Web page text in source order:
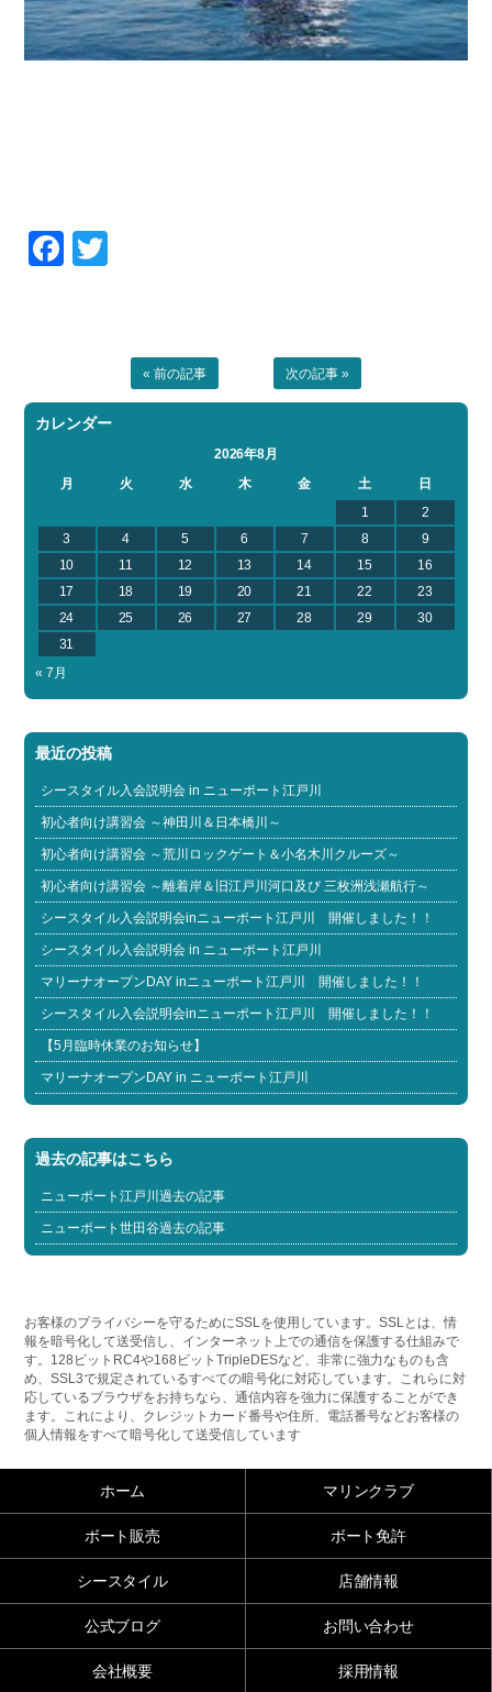
Facebook
« 前の記事 次の記事 »
カレンダー
2026年8月
月
火 水 木 金 土
日
1
2
3
4 5 6 7 8
9
10
11 12 13 14 15
16
17
18 19 20 21 22
23
24
25 26 27 28 29
30
31
« 7月
最近の投稿
シースタイル入会説明会 in ニューポート江戸川
初心者向け講習会 ～神田川＆日本橋川～
初心者向け講習会 ～荒川ロックゲート＆小名木川クルーズ～
初心者向け講習会 ～離着岸＆旧江戸川河口及び 三枚洲浅瀬航行～
シースタイル入会説明会inニューポート江戸川 開催しました！！
シースタイル入会説明会 in ニューポート江戸川
マリーナオープンDAY inニューポート江戸川 開催しました！！
シースタイル入会説明会inニューポート江戸川 開催しました！！
【5月臨時休業のお知らせ】
マリーナオープンDAY in ニューポート江戸川
過去の記事はこちら
ニューポート江戸川過去の記事
ニューポート世田谷過去の記事
お客様のプライバシーを守るためにSSLを使用しています。SSLとは、情
報を暗号化して送受信し、インターネット上での通信を保護する仕組みで
す。128ビットRC4や168ビットTripleDESなど、非常に強力なものも含
め、SSL3で規定されているすべての暗号化に対応しています。これらに対
応しているブラウザをお持ちなら、通信内容を強力に保護することができ
ます。これにより、クレジットカード番号や住所、電話番号などお客様の
個人情報をすべて暗号化して送受信しています
ホーム マリンクラブ
ボート販売 ボート免許
シースタイル 店舗情報
公式ブログ お問い合わせ
会社概要 採用情報